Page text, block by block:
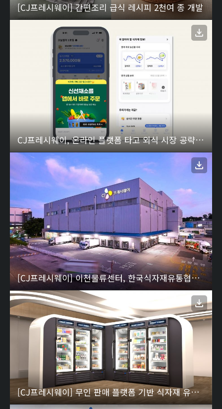
[CJ프레시웨이] 간편조리 급식 레시피 2천여 종 개발
CJ프레시웨이, 온라인 플랫폼 타고 외식 시장 공략 박차
[CJ프레시웨이] 이천물류센터, 한국식자재유통협회 주관 식품안전 인증 국내 최초 획득
[CJ프레시웨이] 무인 판매 플랫폼 기반 식자재 유통 확대…CRK와 업무협약 02